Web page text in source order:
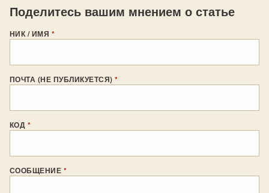
Поделитесь вашим мнением о статье
НИК / ИМЯ *
ПОЧТА (НЕ ПУБЛИКУЕТСЯ)*
КОД *
СООБЩЕНИЕ *